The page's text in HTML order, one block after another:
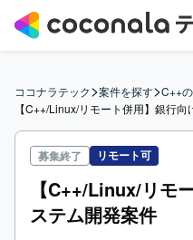
ココナラテック>案件を探す>C++
【C++/Linux/リモート併用】銀行
募集終了 リモート可
【C++/Linux/リモ
ステム開発案件